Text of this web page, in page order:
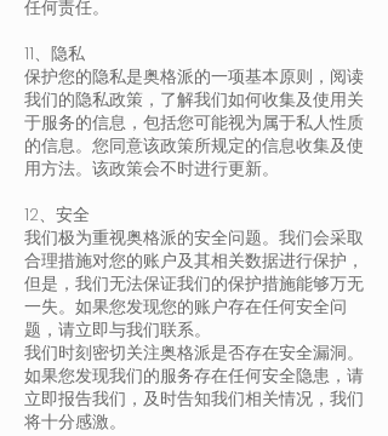
任何责任。
11、隐私
保护您的隐私是奥格派的一项基本原则，阅读
我们的隐私政策，了解我们如何收集及使用关
于服务的信息，包括您可能视为属于私人性质
的信息。您同意该政策所规定的信息收集及使
用方法。该政策会不时进行更新。
12、安全
我们极为重视奥格派的安全问题。我们会采取
合理措施对您的账户及其相关数据进行保护，
但是，我们无法保证我们的保护措施能够万无
一失。如果您发现您的账户存在任何安全问
题，请立即与我们联系。
我们时刻密切关注奥格派是否存在安全漏洞。
如果您发现我们的服务存在任何安全隐患，请
立即报告我们，及时告知我们相关情况，我们
将十分感激。